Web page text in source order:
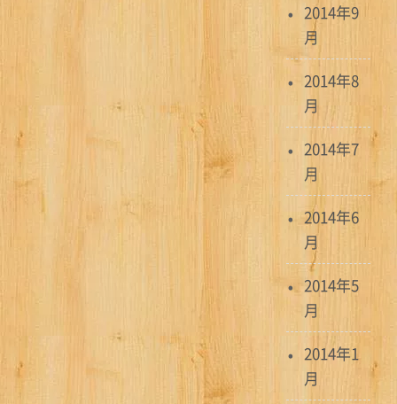
2014年9
月
2014年8
月
2014年7
月
2014年6
月
2014年5
月
2014年1
月